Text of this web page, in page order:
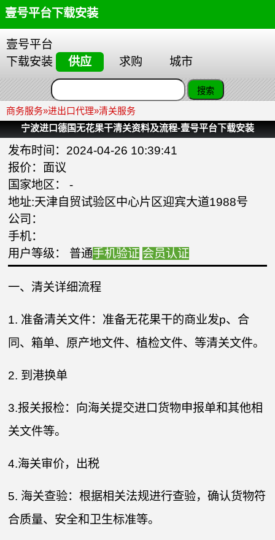
壹号平台下载安装
壹号平台
下载安装
供应 求购 城市
商务服务»进出口代理»清关服务
宁波进口德国无花果干清关资料及流程-壹号平台下载安装
发布时间：2024-04-26 10:39:41
报价：面议
国家地区： -
地址:天津自贸试验区中心片区迎宾大道1988号
公司：
手机：
用户等级： 普通手机验证 会员认证
一、清关详细流程
1. 准备清关文件：准备无花果干的商业发p、合
同、箱单、原产地文件、植检文件、等清关文件。
2. 到港换单
3.报关报检：向海关提交进口货物申报单和其他相
关文件等。
4.海关审价，出税
5. 海关查验：根据相关法规进行查验，确认货物符
合质量、安全和卫生标准等。